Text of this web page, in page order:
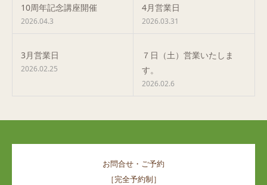
10周年記念講座開催
2026.04.3
4月営業日
2026.03.31
3月営業日
2026.02.25
７日（土）営業いたしま
す。
2026.02.6
お問合せ・ご予約
［完全予約制］